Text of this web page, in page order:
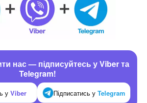
нас — підписуйтесь у Viber та
Telegram!
у Viber Підписатись у Telegram